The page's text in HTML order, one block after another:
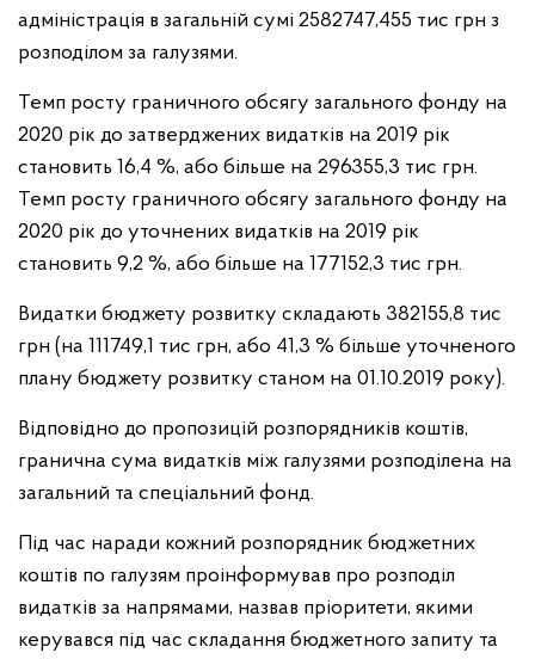
адміністрація в загальній сумі 2582747,455 тис грн з
розподілом за галузями.
Темп росту граничного обсягу загального фонду на
2020 рік до затверджених видатків на 2019 рік
становить 16,4 %, або більше на 296355,3 тис грн.
Темп росту граничного обсягу загального фонду на
2020 рік до уточнених видатків на 2019 рік
становить 9,2 %, або більше на 177152,3 тис грн.
Видатки бюджету розвитку складають 382155,8 тис
грн (на 111749,1 тис грн, або 41,3 % більше уточненого
плану бюджету розвитку станом на 01.10.2019 року).
Відповідно до пропозицій розпорядників коштів,
гранична сума видатків між галузями розподілена на
загальний та спеціальний фонд.
Під час наради кожний розпорядник бюджетних
коштів по галузям проінформував про розподіл
видатків за напрямами, назвав пріоритети, якими
керувався під час складання бюджетного запиту та